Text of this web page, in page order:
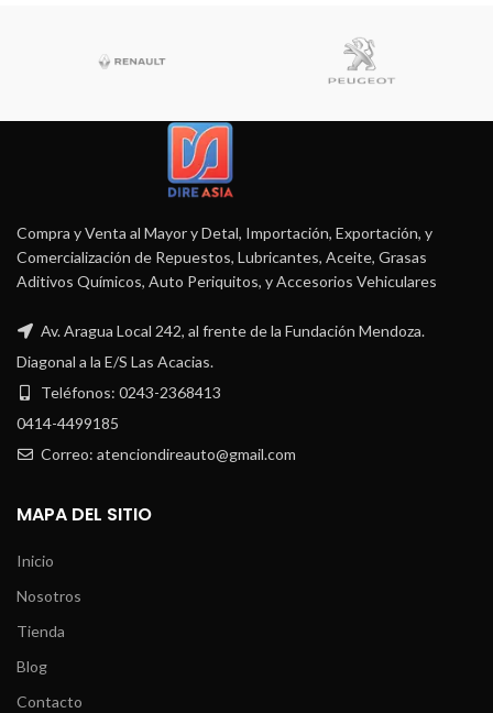
Compra y Venta al Mayor y Detal, Importación, Exportación, y
Comercialización de Repuestos, Lubricantes, Aceite, Grasas
Aditivos Químicos, Auto Periquitos, y Accesorios Vehiculares
Av. Aragua Local 242, al frente de la Fundación Mendoza.
Diagonal a la E/S Las Acacias.
Teléfonos: 0243-2368413
0414-4499185
Correo: atenciondireauto@gmail.com
MAPA DEL SITIO
Inicio
Nosotros
Tienda
Blog
Contacto